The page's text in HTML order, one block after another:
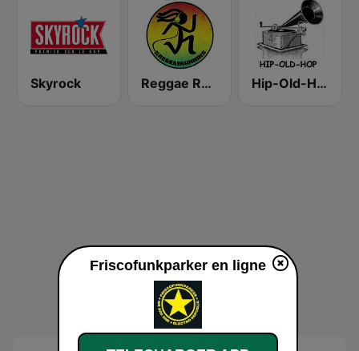
Skyrock Reggae Runnins Radio Hip-Old-Hop
Friscofunkparker en ligne